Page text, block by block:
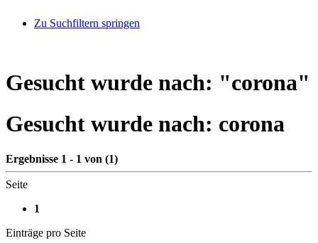
Zu Suchfiltern springen
Gesucht wurde nach: "corona"
Gesucht wurde nach: corona
Ergebnisse 1 - 1 von (1)
Seite
1
Einträge pro Seite